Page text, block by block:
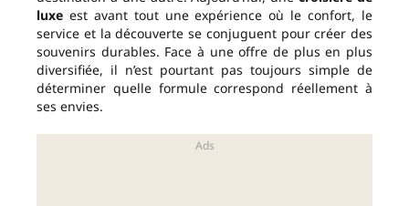
luxe est avant tout une expérience où le confort, le
service et la découverte se conjuguent pour créer des
souvenirs durables. Face à une offre de plus en plus
diversifiée, il n’est pourtant pas toujours simple de
déterminer quelle formule correspond réellement à
ses envies.